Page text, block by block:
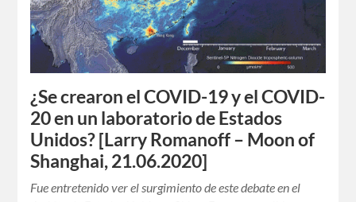
¿Se crearon el COVID-19 y el COVID-
20 en un laboratorio de Estados
Unidos? [Larry Romanoff – Moon of
Shanghai, 21.06.2020]
Fue entretenido ver el surgimiento de este debate en el